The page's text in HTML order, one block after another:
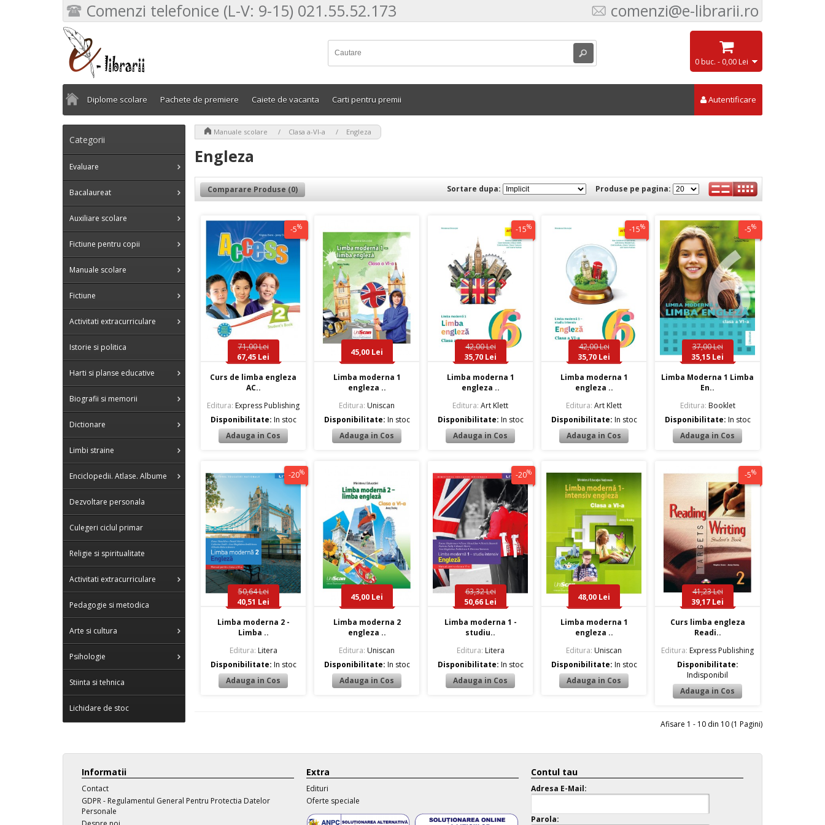
Comenzi telefonice (L-V: 9-15) 021.55.52.173 comenzi@e-librarii.ro
0 buc. - 0,00 Lei
Diplome scolare Pachete de premiere Caiete de vacanta Carti pentru premii Autentificare
Categorii
Evaluare
Bacalaureat
Auxiliare scolare
Fictiune pentru copii
Manuale scolare
Fictiune
Activitati extracurriculare
Istorie si politica
Harti si planse educative
Biografii si memorii
Dictionare
Limbi straine
Enciclopedii. Atlase. Albume
Dezvoltare personala
Culegeri ciclul primar
Religie si spiritualitate
Activitati extracurriculare
Pedagogie si metodica
Arte si cultura
Psihologie
Stiinta si tehnica
Lichidare de stoc
Manuale scolare Clasa a-VI-a Engleza
Engleza
Comparare Produse (0) Produse pe pagina:
Sortare dupa:
-5%
71,00 Lei
67,45 Lei
Curs de limba engleza
AC..
Editura: Express Publishing
Disponibilitate: In stoc
45,00 Lei
Limba moderna 1
engleza ..
Editura: Uniscan
Disponibilitate: In stoc
-15%
42,00 Lei
35,70 Lei
Limba moderna 1
engleza ..
Editura: Art Klett
Disponibilitate: In stoc
-15%
42,00 Lei
35,70 Lei
Limba moderna 1
engleza ..
Editura: Art Klett
Disponibilitate: In stoc
-5%
37,00 Lei
35,15 Lei
Limba Moderna 1 Limba
En..
Editura: Booklet
Disponibilitate: In stoc
-20%
50,64 Lei
40,51 Lei
Limba moderna 2 -
Limba ..
Editura: Litera
Disponibilitate: In stoc
45,00 Lei
Limba moderna 2
engleza ..
Editura: Uniscan
Disponibilitate: In stoc
-20%
63,32 Lei
50,66 Lei
Limba moderna 1 -
studiu..
Editura: Litera
Disponibilitate: In stoc
48,00 Lei
Limba moderna 1
engleza ..
Editura: Uniscan
Disponibilitate: In stoc
-5%
41,23 Lei
39,17 Lei
Curs limba engleza
Readi..
Editura: Express Publishing
Disponibilitate:
Indisponibil
Afisare 1 - 10 din 10 (1 Pagini)
Informatii
Contact
GDPR - Regulamentul General Pentru Protectia Datelor
Personale
Extra
Edituri
Oferte speciale
Contul tau
Adresa E-Mail:
Parola: